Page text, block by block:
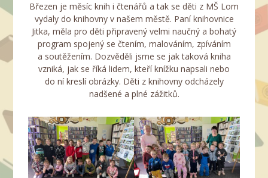
Březen je měsíc knih i čtenářů a tak se děti z MŠ Lom
vydaly do knihovny v našem městě. Paní knihovnice
Jitka, měla pro děti připravený velmi naučný a bohatý
program spojený se čtením, malováním, zpíváním
a soutěžením. Dozvěděli jsme se jak taková kniha
vzniká, jak se říká lidem, kteří knížku napsali nebo
do ní kreslí obrázky. Děti z knihovny odcházely
nadšené a plné zážitků.